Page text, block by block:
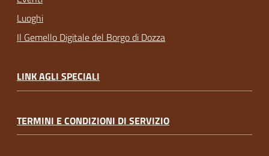
Luoghi
Il Gemello Digitale del Borgo di Dozza
LINK AGLI SPECIALI
TERMINI E CONDIZIONI DI SERVIZIO